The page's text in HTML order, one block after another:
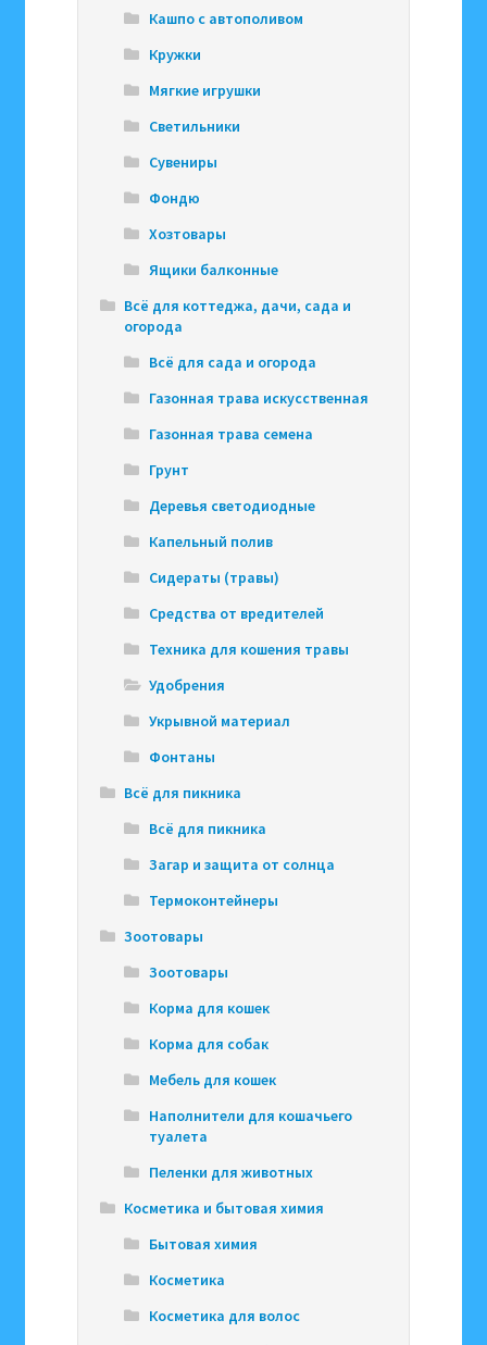
Кашпо с автополивом
Кружки
Мягкие игрушки
Светильники
Сувениры
Фондю
Хозтовары
Ящики балконные
Всё для коттеджа, дачи, сада и
огорода
Всё для сада и огорода
Газонная трава искусственная
Газонная трава семена
Грунт
Деревья светодиодные
Капельный полив
Сидераты (травы)
Средства от вредителей
Техника для кошения травы
Удобрения
Укрывной материал
Фонтаны
Всё для пикника
Всё для пикника
Загар и защита от солнца
Термоконтейнеры
Зоотовары
Зоотовары
Корма для кошек
Корма для собак
Мебель для кошек
Наполнители для кошачьего
туалета
Пеленки для животных
Косметика и бытовая химия
Бытовая химия
Косметика
Косметика для волос